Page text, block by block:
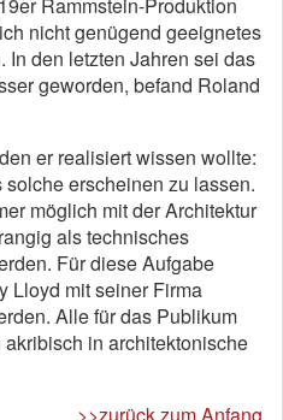
nicht genügend geeignetes
In den letzten Jahren sei das
geworden, befand Roland
er realisiert wissen wollte:
erscheinen zu lassen.
möglich mit der Architektur
als technisches
Für diese Aufgabe
Lloyd mit seiner Firma
Alle für das Publikum
in architektonische
>>zurück zum Anfang